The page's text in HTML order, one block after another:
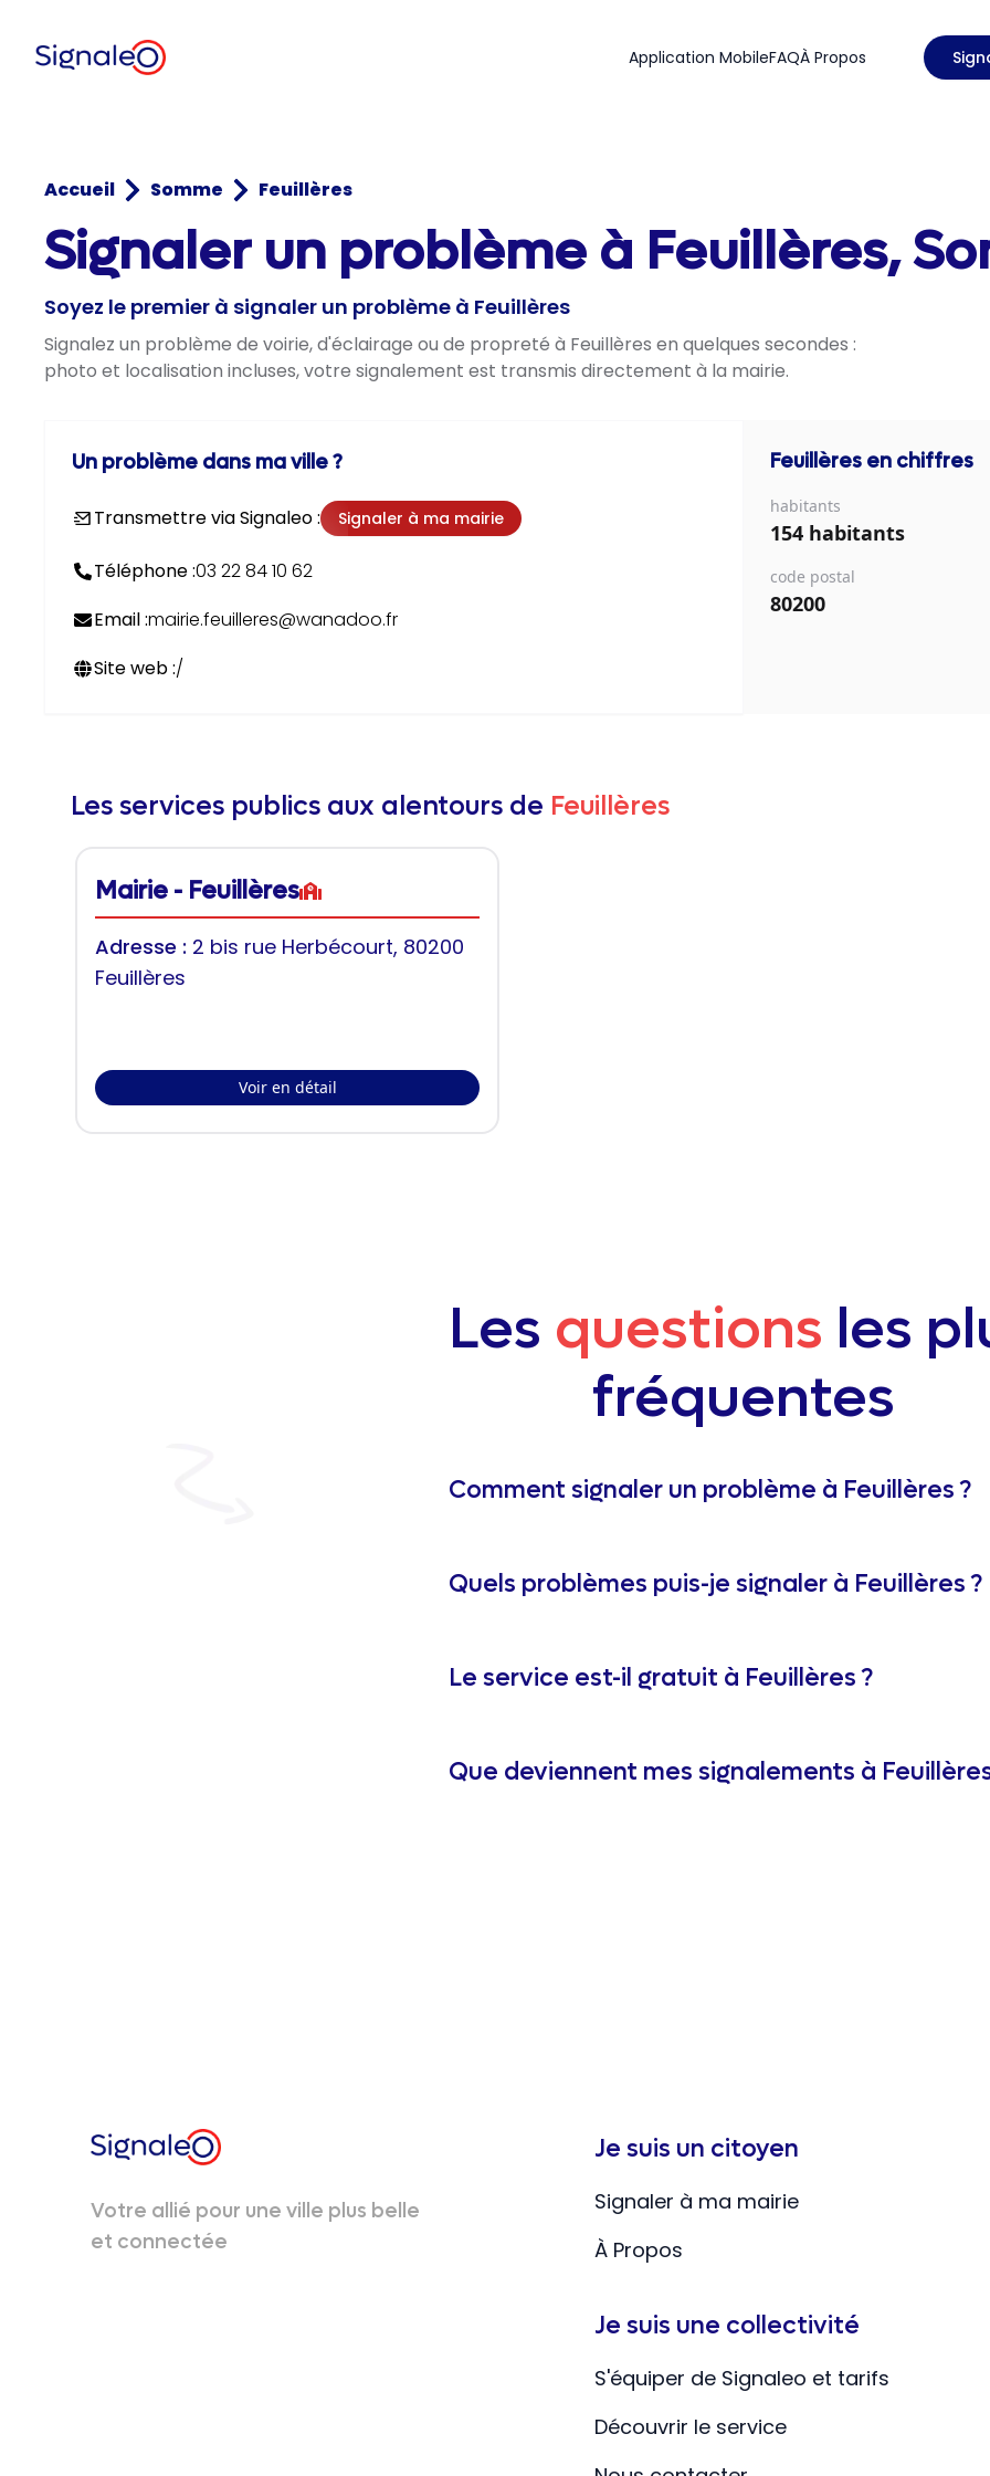
Application MobileFAQÀ Propos
Accueil Somme Feuillères
Signaler un problème à Feuillères,
Soyez le premier à signaler un problème à Feuillères
Signalez un problème de voirie, d'éclairage ou de propreté à Feuillères en quelques secondes :
photo et localisation incluses, votre signalement est transmis directement à la mairie.
Un problème dans ma ville ?
Transmettre via Signaleo : Signaler à ma mairie
Téléphone :03 22 84 10 62
Email :mairie.feuilleres@wanadoo.fr
Site web :/
Feuillères en chiffres
habitants
154 habitants
code postal
80200
Les services publics aux alentours de Feuillères
Mairie - Feuillères
Adresse : 2 bis rue Herbécourt, 80200
Feuillères
Voir en détail
Les questions les
fréquentes
Comment signaler un problème à Feuillères ?
Quels problèmes puis-je signaler à Feuillères ?
Le service est-il gratuit à Feuillères ?
Que deviennent mes signalements à
Votre allié pour une ville plus belle
et connectée
Je suis un citoyen
Signaler à ma mairie
À Propos
Je suis une collectivité
S'équiper de Signaleo et tarifs
Découvrir le service